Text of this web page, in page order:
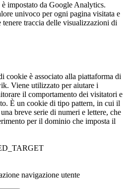
impostato da Google Analytics.
univoco per ogni pagina visitata e
traccia delle visualizzazioni di
cookie è associato alla piattaforma di
Viene utilizzato per aiutare i
il comportamento dei visitatori e
È un cookie di tipo pattern, in cui il
breve serie di numeri e lettere, che
per il dominio che imposta il
navigazione utente